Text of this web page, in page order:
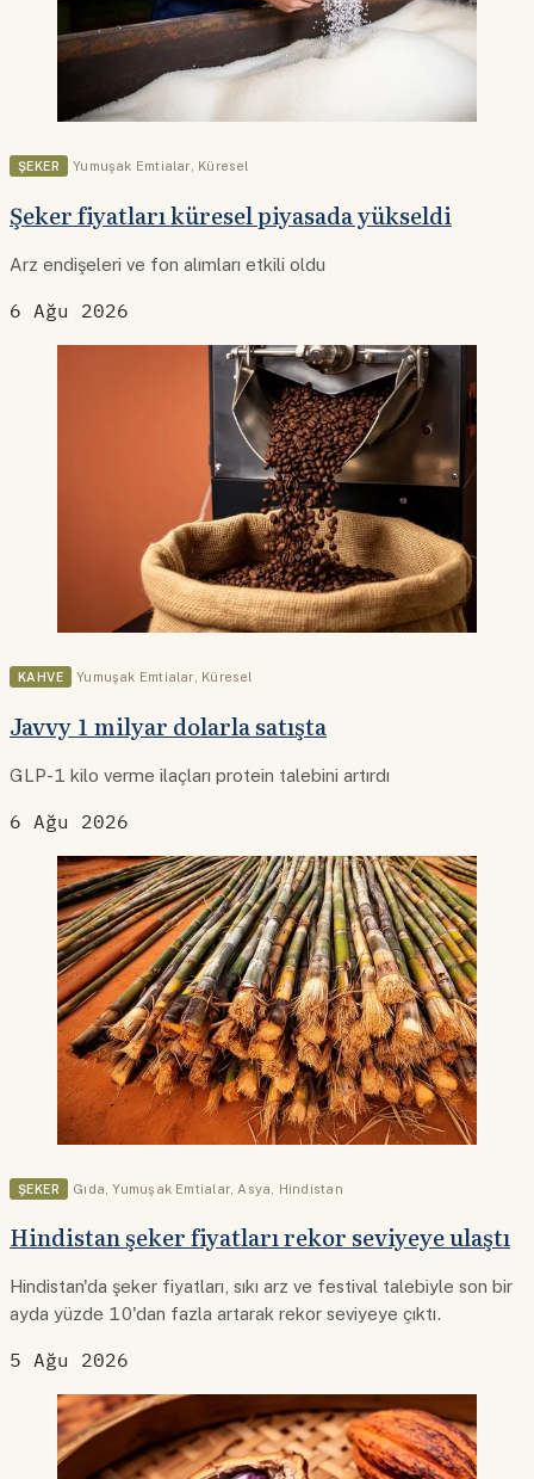
ŞEKER Yumuşak Emtialar Küresel
Şeker fiyatları küresel piyasada yükseldi
Arz endişeleri ve fon alımları etkili oldu
6 Ağu 2026
KAHVE Yumuşak Emtialar, Küresel
Javvy 1 milyar dolarla satışta
GLP-1 kilo verme ilaçları protein talebini artırdı
6 Ağu 2026
ŞEKER Gıda ,Yumuşak Emtialar, Asya Hindistan
Hindistan şeker fiyatları rekor seviyeye ulaştı
Hindistan'da şeker fiyatları, sıkı arz ve festival talebiyle son bir
ayda yüzde 10'dan fazla artarak rekor seviyeye çıktı.
5 Ağu 2026